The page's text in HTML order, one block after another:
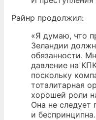
Райнр продолжил:
«Я думаю, что
Зеландии
обязанности.
давление на
поскольку
тоталитарная
хорошей роли
Она не следует
и